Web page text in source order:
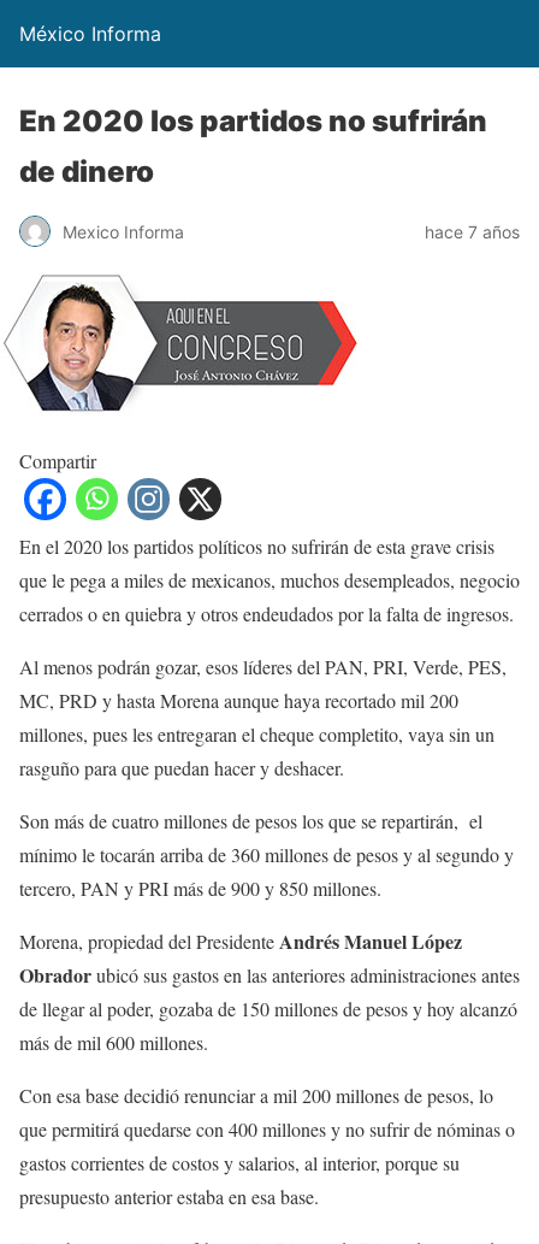
México Informa
En 2020 los partidos no sufrirán
de dinero
Mexico Informa hace 7 años
Compartir
En el 2020 los partidos políticos no sufrirán de esta grave crisis
que le pega a miles de mexicanos, muchos desempleados, negocio
cerrados o en quiebra y otros endeudados por la falta de ingresos.
Al menos podrán gozar, esos líderes del PAN, PRI, Verde, PES,
MC, PRD y hasta Morena aunque haya recortado mil 200
millones, pues les entregaran el cheque completito, vaya sin un
rasguño para que puedan hacer y deshacer.
Son más de cuatro millones de pesos los que se repartirán, el
mínimo le tocarán arriba de 360 millones de pesos y al segundo y
tercero, PAN y PRI más de 900 y 850 millones.
Morena, propiedad del PresidenteAndrés Manuel López
Obradorubicó sus gastos en las anteriores administraciones antes
de llegar al poder, gozaba de 150 millones de pesos y hoy alcanzó
más de mil 600 millones.
Con esa base decidió renunciar a mil 200 millones de pesos, lo
que permitirá quedarse con 400 millones y no sufrir de nóminas o
gastos corrientes de costos y salarios, al interior, porque su
presupuesto anterior estaba en esa base.